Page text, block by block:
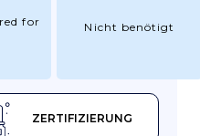
ZERTIFIZIERUNG
for
Nicht benötigt